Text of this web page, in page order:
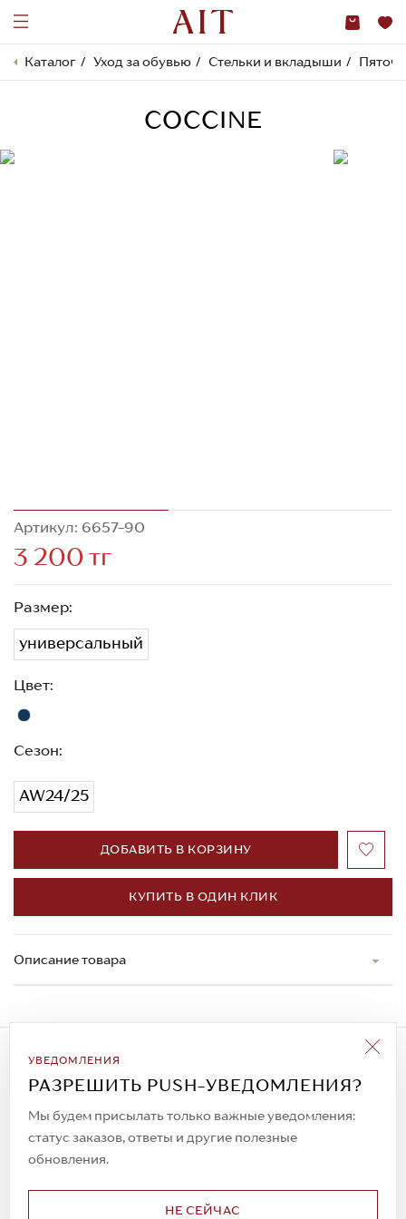
Каталог Уход за обувью Стельки и вкладыши
COCCINE
Артикул: 6657-90
3 200 тг
Размер:
универсальный
Цвет:
Сезон:
AW24/25
ДОБАВИТЬ В КОРЗИНУ
КУПИТЬ В ОДИН КЛИК
Описание товара
УВЕДОМЛЕНИЯ
РАЗРЕШИТЬ PUSH-УВЕДОМЛЕНИЯ?
Мы будем присылать только важные уведомления:
статус заказов, ответы и другие полезные
обновления.
НЕ СЕЙЧАС
Подписаться на рассылку
Всегда будьте в курсе новых акций и
спецпредложений!
© 2023. AIT Shoes
Все права защищены